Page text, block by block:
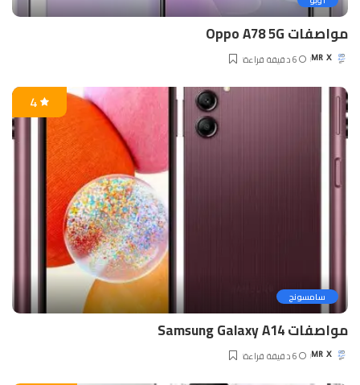
مواصفات Oppo A78 5G
Posted
MR X 6 دقيقة قراءة
سامسونج
4
مواصفات Samsung Galaxy A14
Posted
MR X 6 دقيقة قراءة